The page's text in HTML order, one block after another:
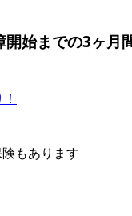
開始までの3ヶ月
もあります